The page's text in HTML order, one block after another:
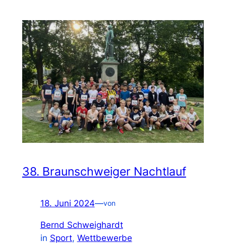
38. Braunschweiger Nachtlauf
18. Juni 2024—von
Bernd Schweighardt
in Sport, Wettbewerbe